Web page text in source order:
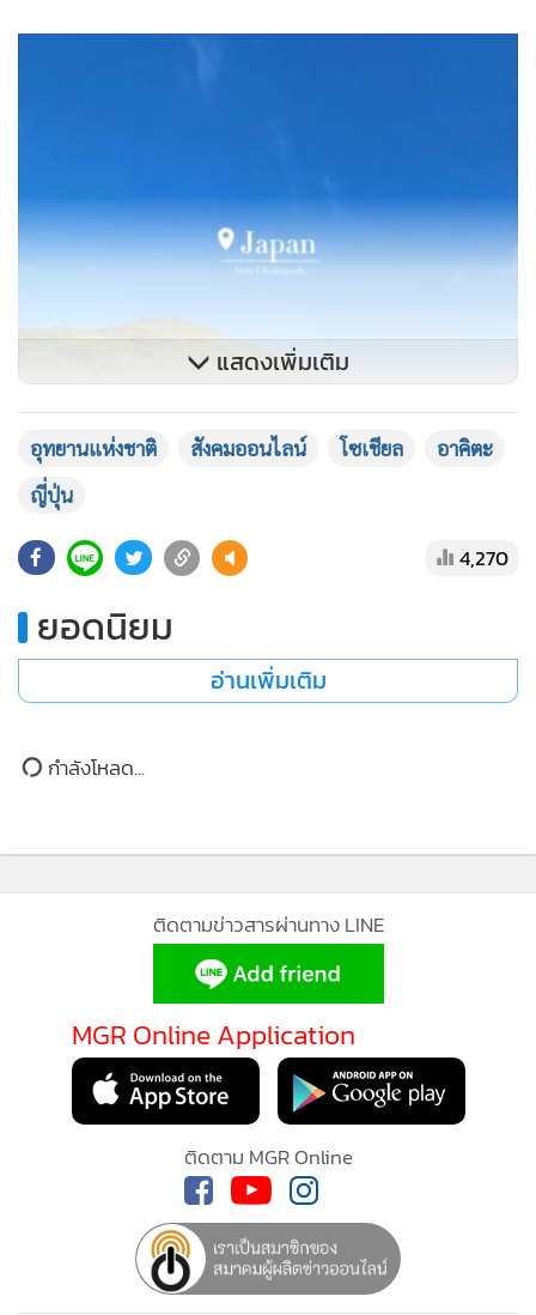
แสดงเพิ่มเติม
อุทยานแห่งชาติ สังคมออนไลน์ โซเชียล
อาคิตะ
ญี่ปุ่น
4,270
ยอดนิยม
อ่านเพิ่มเติม
ข่าวในหมวดล่าสุด
1
อาสาในคดีสะเทือนขวัญที่พัทยา
อช.ตาดโตน ลงรูป “พี่จอง-คัลแลน” มาเที่ยว แฟนคลับ
ไวรัล “อวดแมว” ในพิพิธภัณฑ์ไทย กำลังเป็นกระแสสุด
ฮิต จุดเริ่มต้นจากอธิบดีกรมศิลปากร
ข่าวอื่นในหมวด
MGR Online ใช้คุกกี้ (Cookies)
MGR Online ใช้คุกกี้ เพื่อจัดการข้อมูลส่วนบุคคลเพื่อนำเสนอ
ประสบการณ์คอนเทนต์ที่ดีที่สุดให้กับผู้อ่านบนเว็บไซต์ และ
เงื่อนไขการใช้งานเว็บไซต์และ
รับทราบ